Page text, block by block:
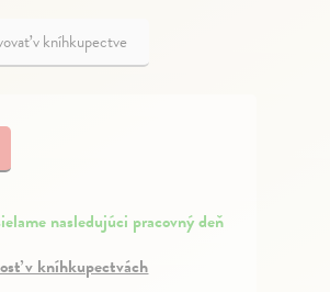
v kníhkupectve
nasledujúci pracovný deň
v kníhkupectvách